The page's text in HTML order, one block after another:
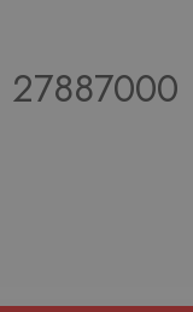
27887000